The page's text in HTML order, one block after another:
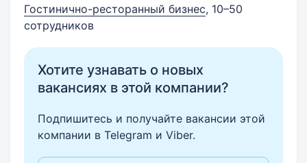
Гостинично-ресторанный бизнес, 10–50
сотрудников
Хотите узнавать о новых
вакансиях в этой компании?
Подпишитесь и получайте вакансии этой
компании в Telegram и Viber.